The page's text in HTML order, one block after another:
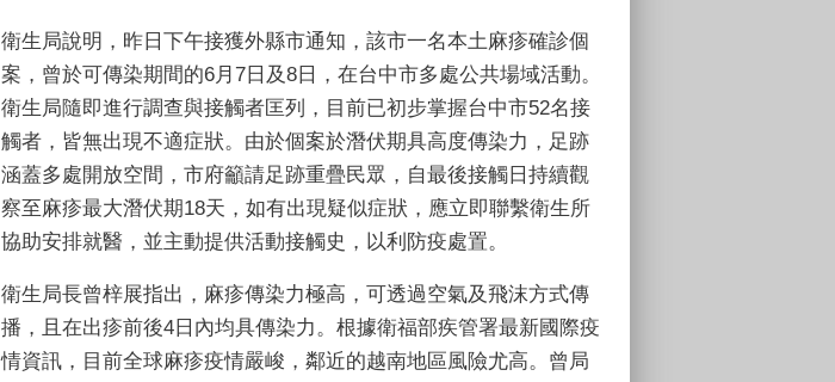
衛生局說明，昨日下午接獲外縣市通知，該市一名本土麻疹確診個
案，曾於可傳染期間的6 月 7 日及8 日，在台中市多處公共場域活動。
衛生局隨即進行調查與接觸者匡列，目前已初步掌握台中市52名接
觸者，皆無出現不適症狀。由於個案於潛伏期具高度傳染力，足跡
涵蓋多處開放空間，市府籲請足跡重疊民眾，自最後接觸日持續觀
察至麻疹最大潛伏期18天，如有出現疑似症狀，應立即聯繫衛生所
協助安排就醫，並主動提供活動接觸史，以利防疫處置。
衛生局長曾梓展指出，麻疹傳染力極高，可透過空氣及飛沫方式傳
播，且在出疹前後4 日內均具傳染力。根據衛福部疾管署最新國際疫
情資訊，目前全球麻疹疫情嚴峻，鄰近的越南地區風險尤高。曾局